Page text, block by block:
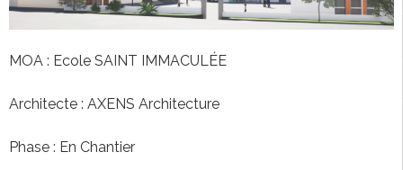
MOA : Ecole SAINT IMMACULÉE
Architecte : AXENS Architecture
Phase : En Chantier